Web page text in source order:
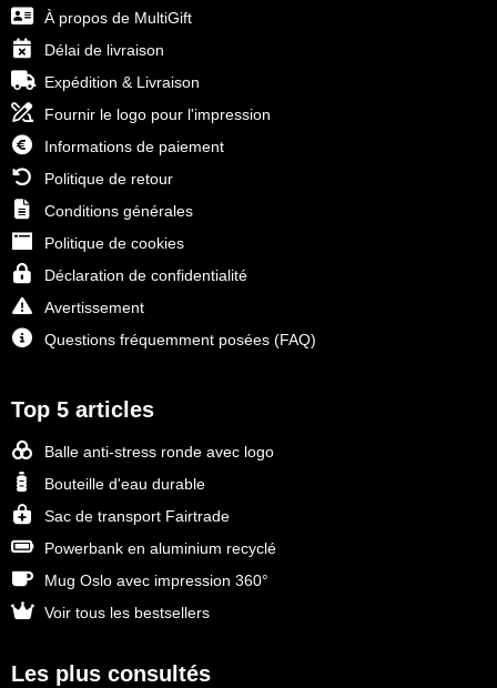
À propos de MultiGift
Délai de livraison
Expédition & Livraison
Fournir le logo pour l'impression
Informations de paiement
Politique de retour
Conditions générales
Politique de cookies
Déclaration de confidentialité
Avertissement
Questions fréquemment posées (FAQ)
Top 5 articles
Balle anti-stress ronde avec logo
Bouteille d'eau durable
Sac de transport Fairtrade
Powerbank en aluminium recyclé
Mug Oslo avec impression 360°
Voir tous les bestsellers
Les plus consultés